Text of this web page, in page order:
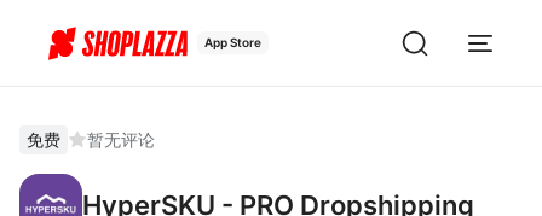
App Store
免费 暂无评论
HyperSKU - PRO Dropshipping